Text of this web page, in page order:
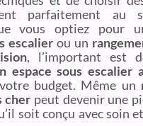
parfaitement au
vous optiez pour
escalier ou un
, l’important est
espace sous escalier
budget. Même un
cher peut devenir une
soit conçu avec soin